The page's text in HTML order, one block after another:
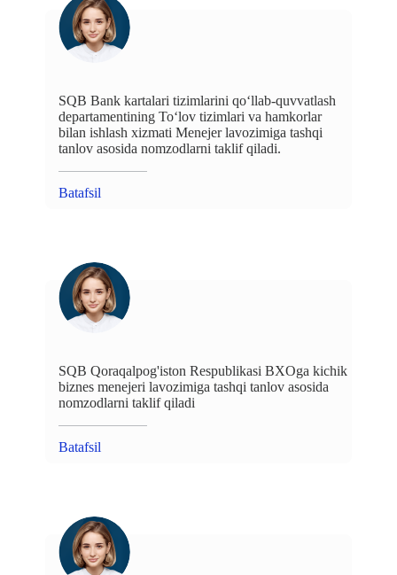
SQB Bank kartalari tizimlarini qo‘llab-quvvatlash
departamentining To‘lov tizimlari va hamkorlar
bilan ishlash xizmati Menejer lavozimiga tashqi
tanlov asosida nomzodlarni taklif qiladi.
Batafsil
SQB Qoraqalpog'iston Respublikasi BXOga kichik
biznes menejeri lavozimiga tashqi tanlov asosida
nomzodlarni taklif qiladi
Batafsil